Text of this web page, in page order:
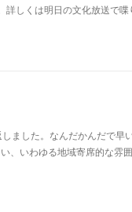
しくは明日の文化放送で喋
ました。なんだかんだで早
、いわゆる地域寄席的な雰